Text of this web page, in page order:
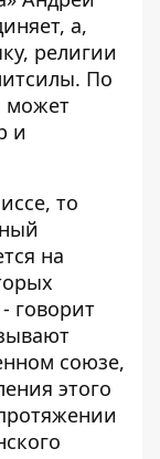
а,
религии
По
может
и
то
на
говорит
союзе,
этого